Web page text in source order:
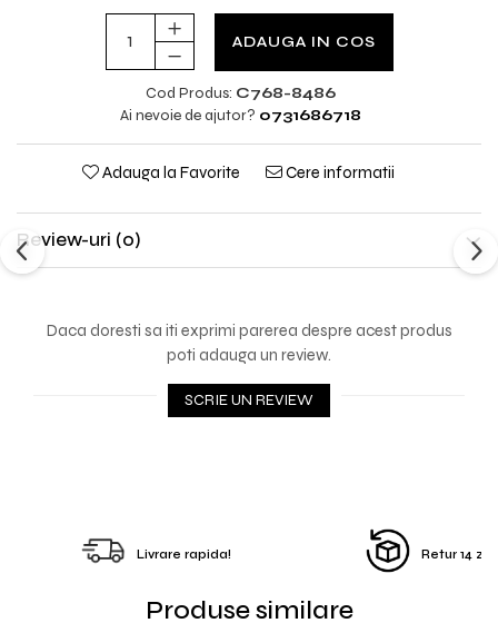
ADAUGA IN COS
Cod Produs: C768-8486
Ai nevoie de ajutor? 0731686718
Adauga la Favorite Cere informatii
Review-uri (0)
Daca doresti sa iti exprimi parerea despre acest produs
poti adauga un review.
SCRIE UN REVIEW
Livrare rapida! Retur 14
Produse similare